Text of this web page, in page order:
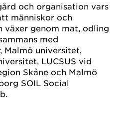
och organisation vars
människor och
växer genom mat, odling
med
Malmö universitet,
LUCSUS vid
Skåne och Malmö
SOIL Social